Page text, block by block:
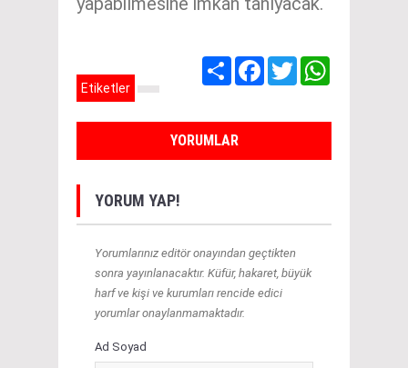
Share Facebook
Twitter
Etiketler
YORUMLAR
YORUM YAP!
Yorumlarınız editör onayından geçtikten
sonra yayınlanacaktır. Küfür, hakaret, büyük
harf ve kişi ve kurumları rencide edici
yorumlar onaylanmamaktadır.
Ad Soyad